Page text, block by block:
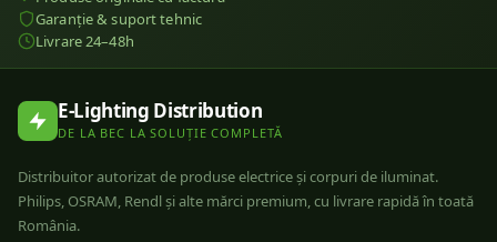
Garanție & suport tehnic
Livrare 24–48h
E-Lighting Distribution
DE LA BEC LA SOLUȚIE COMPLETĂ
Distribuitor autorizat de produse electrice și corpuri de iluminat.
Philips, OSRAM, Rendl și alte mărci premium, cu livrare rapidă în toată
România.